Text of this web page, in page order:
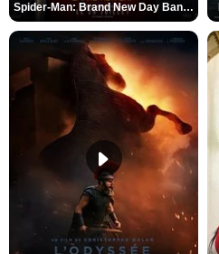
Spider-Man: Brand New Day Bande-annonce VO STFR